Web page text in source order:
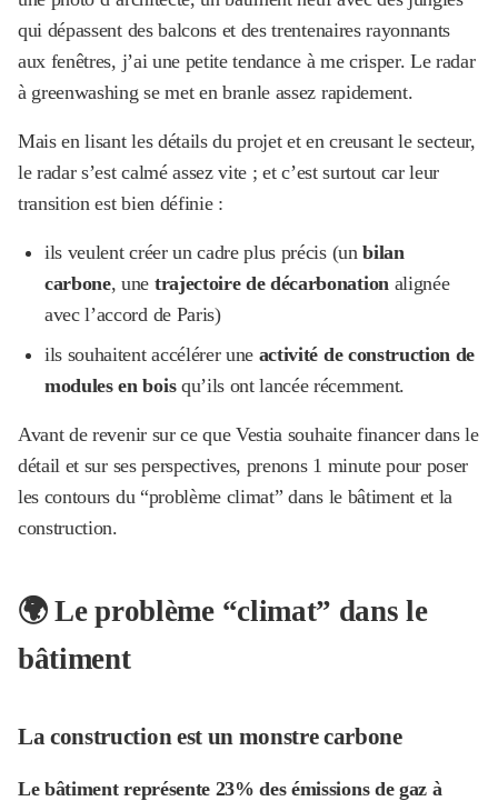
qui dépassent des balcons et des trentenaires rayonnants
aux fenêtres, j’ai une petite tendance à me crisper. Le radar
à greenwashing se met en branle assez rapidement.
Mais en lisant les détails du projet et en creusant le secteur,
le radar s’est calmé assez vite ; et c’est surtout car leur
transition est bien définie :
ils veulent créer un cadre plus précis (unbilan
carbone, une trajectoire de décarbonation alignée
avec l’accord de Paris)
ils souhaitent accélérer une activité de construction de
modules en boisqu’ils ont lancée récemment.
Avant de revenir sur ce que Vestia souhaite financer dans le
détail et sur ses perspectives, prenons 1 minute pour poser
les contours du “problème climat” dans le bâtiment et la
construction.
🌍 Le problème “climat” dans le
bâtiment
La construction est un monstre carbone
Le bâtiment représente 23% des émissions de gaz à